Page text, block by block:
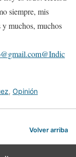
siempre, mis
y muchos, muchos
, Opinión
Volver arriba